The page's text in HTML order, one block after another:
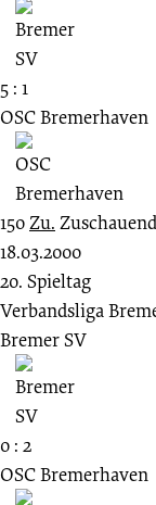
5 : 1
OSC Bremerhaven
150Zu.
18.03.2000
20. Spieltag
Verbandsliga
Bremer SV
0 : 2
OSC Bremerhaven